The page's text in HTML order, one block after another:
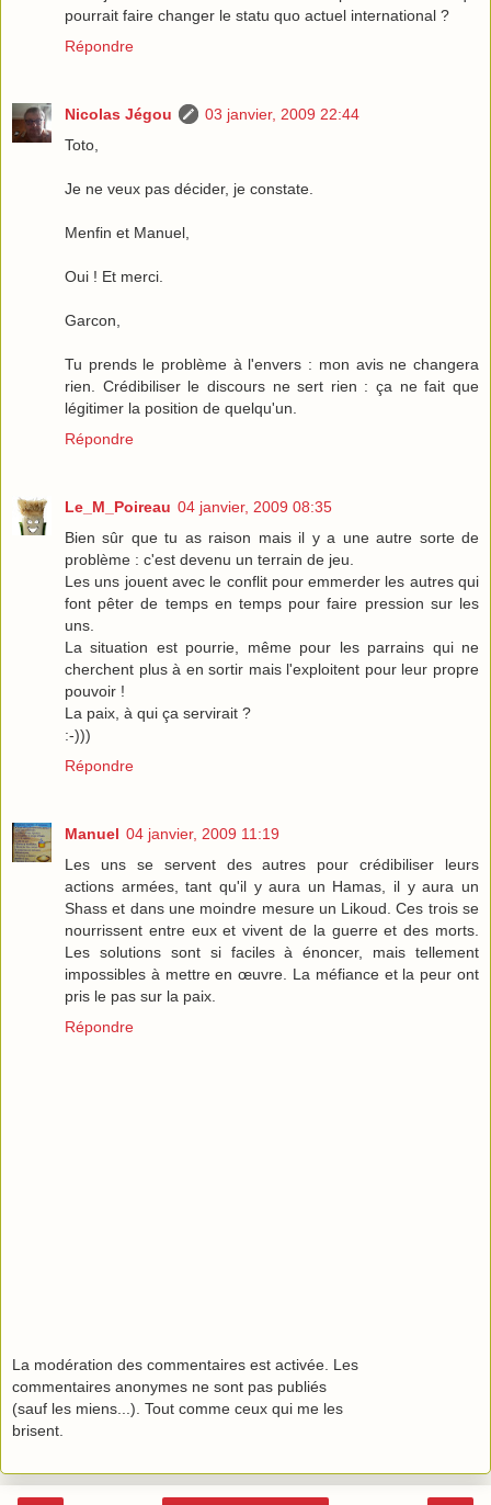
pourrait faire changer le statu quo actuel international ?
Répondre
Nicolas Jégou
03 janvier, 2009 22:44
Toto,
Je ne veux pas décider, je constate.
Menfin et Manuel,
Oui ! Et merci.
Garcon,
Tu prends le problème à l'envers : mon avis ne changera
rien. Crédibiliser le discours ne sert rien : ça ne fait que
légitimer la position de quelqu'un.
Répondre
Le_M_Poireau 04 janvier, 2009 08:35
Bien sûr que tu as raison mais il y a une autre sorte de
problème : c'est devenu un terrain de jeu.
Les uns jouent avec le conflit pour emmerder les autres qui
font pêter de temps en temps pour faire pression sur les
uns.
La situation est pourrie, même pour les parrains qui ne
cherchent plus à en sortir mais l'exploitent pour leur propre
pouvoir !
La paix, à qui ça servirait ?
:-)))
Répondre
Manuel 04 janvier, 2009 11:19
Les uns se servent des autres pour crédibiliser leurs
actions armées, tant qu'il y aura un Hamas, il y aura un
Shass et dans une moindre mesure un Likoud. Ces trois se
nourrissent entre eux et vivent de la guerre et des morts.
Les solutions sont si faciles à énoncer, mais tellement
impossibles à mettre en œuvre. La méfiance et la peur ont
pris le pas sur la paix.
Répondre
La modération des commentaires est activée. Les
commentaires anonymes ne sont pas publiés
(sauf les miens...). Tout comme ceux qui me les
brisent.